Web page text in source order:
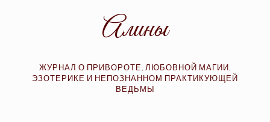
Алины
ЖУРНАЛ О ПРИВОРОТЕ, ЛЮБОВНОЙ МАГИИ,
ЭЗОТЕРИКЕ И НЕПОЗНАННОМ ПРАКТИКУЮЩЕЙ
ВЕДЬМЫ